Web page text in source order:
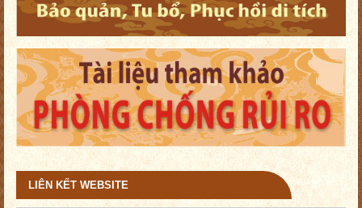
LIÊN KẾT WEBSITE